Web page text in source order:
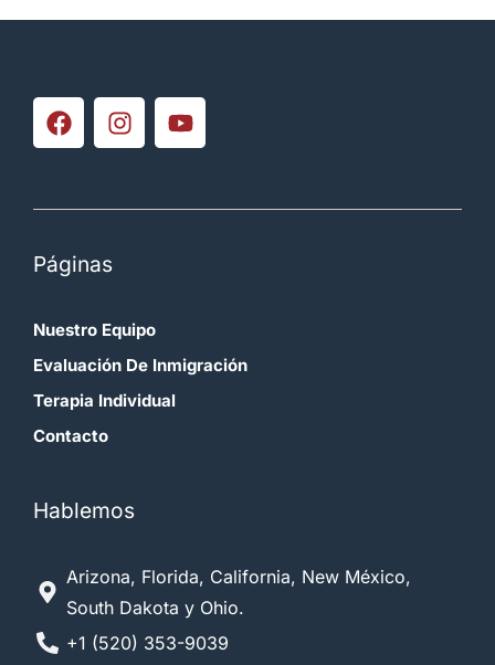
Páginas
Nuestro Equipo
Evaluación De Inmigración
Terapia Individual
Contacto
Hablemos
Arizona, Florida, California, New México,
South Dakota y Ohio.
+1 (520) 353-9039